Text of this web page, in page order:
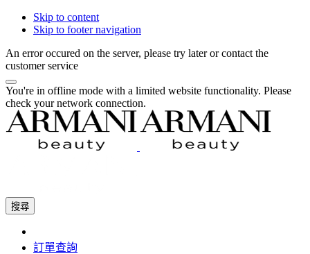
Skip to content
Skip to footer navigation
An error occured on the server, please try later or contact the
customer service
You're in offline mode with a limited website functionality. Please
check your network connection.
搜尋
訂單查詢